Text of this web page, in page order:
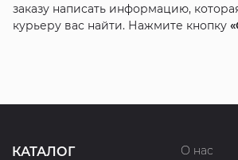
заказу написать информацию,
курьеру вас найти. Нажмите кнопку
КАТАЛОГ
О нас